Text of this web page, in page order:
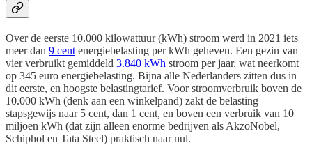
Over de eerste 10.000 kilowattuur (kWh) stroom werd in 2021 iets
meer dan 9 cent energiebelasting per kWh geheven. Een gezin van
vier verbruikt gemiddeld 3.840 kWh stroom per jaar, wat neerkomt
op 345 euro energiebelasting. Bijna alle Nederlanders zitten dus in
dit eerste, en hoogste belastingtarief. Voor stroomverbruik boven de
10.000 kWh (denk aan een winkelpand) zakt de belasting
stapsgewijs naar 5 cent, dan 1 cent, en boven een verbruik van 10
miljoen kWh (dat zijn alleen enorme bedrijven als AkzoNobel,
Schiphol en Tata Steel) praktisch naar nul.